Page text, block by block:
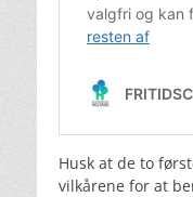
Husk at de to
vilkårene for at